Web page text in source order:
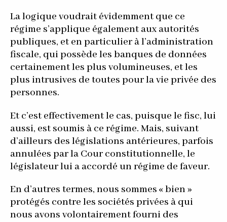
La logique voudrait évidemment que ce
régime s’applique également aux autorités
publiques, et en particulier à l’administration
fiscale, qui possède les banques de données
certainement les plus volumineuses, et les
plus intrusives de toutes pour la vie privée des
personnes.
Et c’est effectivement le cas, puisque le fisc, lui
aussi, est soumis à ce régime. Mais, suivant
d’ailleurs des législations antérieures, parfois
annulées par la Cour constitutionnelle, le
législateur lui a accordé un régime de faveur.
En d’autres termes, nous sommes « bien »
protégés contre les sociétés privées à qui
nous avons volontairement fourni des